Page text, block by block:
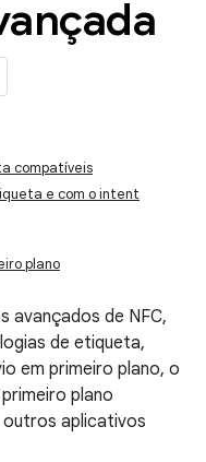
compatíveis
e com o intent
plano
avançados de NFC,
de etiqueta,
em primeiro plano, o
plano
aplicativos